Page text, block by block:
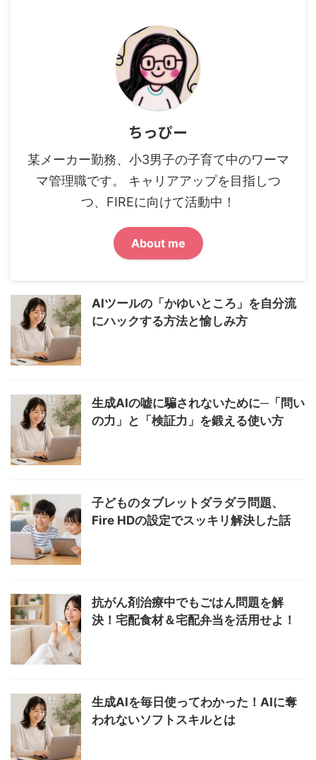
ちっぴー
某メーカー勤務、小3男子の子育て中のワーマ
マ管理職です。 キャリアアップを目指しつ
つ、FIREに向けて活動中！
About me
AIツールの「かゆいところ」を自分流
にハックする方法と愉しみ方
生成AIの嘘に騙されないために─「問い
の力」と「検証力」を鍛える使い方
子どものタブレットダラダラ問題、
Fire HDの設定でスッキリ解決した話
抗がん剤治療中でもごはん問題を解
決！宅配食材＆宅配弁当を活用せよ！
生成AIを毎日使ってわかった！AIに奪
われないソフトスキルとは